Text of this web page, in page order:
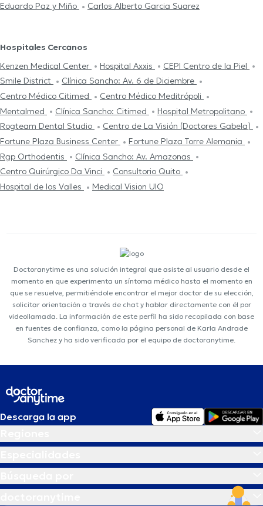
Eduardo Paz y Miño
Carlos Alberto Garcia Suarez
Hospitales Cercanos
Kenzen Medical Center
Hospital Axxis
CEPI Centro de la Piel
Smile District
Clínica Sancho: Av. 6 de Diciembre
Centro Médico Citimed
Centro Médico Meditrópoli
Mentalmed
Clínica Sancho: Citimed
Hospital Metropolitano
Rogteam Dental Studio
Centro de La Visión (Doctores Gabela)
Fortune Plaza Business Center
Fortune Plaza Torre Alemania
Rgp Orthodentis
Clínica Sancho: Av. Amazonas
Centro Quirúrgico Da Vinci
Consultorio Quito
Hospital de los Valles
Medical Vision UIO
Doctoranytime es una solución integral que asiste al usuario desde el
momento en que experimenta un síntoma médico hasta el momento en
que se resuelve, permitiéndole encontrar el mejor doctor de su elección,
solicitar orientación a través de chat y hablar directamente con él por
videollamada. La información de este perfil ha sido recopilada con base
en fuentes de confianza, como la página personal de Karla Andrade
Sanchez y ha sido verificada por el equipo de doctoranytime.
Descarga la app